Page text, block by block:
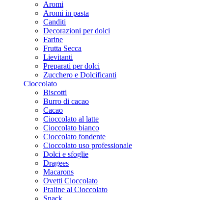
Aromi
Aromi in pasta
Canditi
Decorazioni per dolci
Farine
Frutta Secca
Lievitanti
Preparati per dolci
Zucchero e Dolcificanti
Cioccolato
Biscotti
Burro di cacao
Cacao
Cioccolato al latte
Cioccolato bianco
Cioccolato fondente
Cioccolato uso professionale
Dolci e sfoglie
Dragees
Macarons
Ovetti Cioccolato
Praline al Cioccolato
Snack